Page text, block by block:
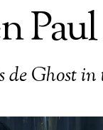
Paul
de Ghost